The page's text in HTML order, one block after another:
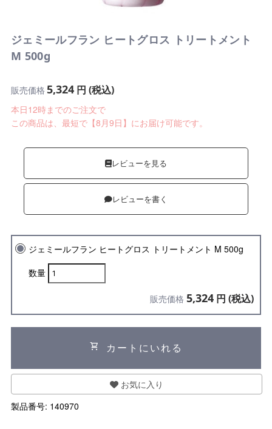
ジェミールフラン ヒートグロス トリートメント
M 500g
販売価格 5,324円 (税込)
本日12時までのご注文で
この商品は、最短で【8月9日】にお届け可能です。
レビューを見る
レビューを書く
ジェミールフラン ヒートグロス トリートメント M 500g
数量
販売価格 5,324 円 (税込)
shopping_cart カートにいれる
お気に入り
製品番号: 140970